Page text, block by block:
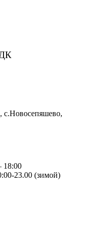
с.Новосепяшево,
18:00
23.00 (зимой)